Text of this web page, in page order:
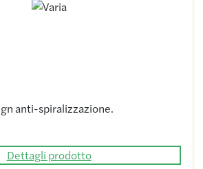
anti-spiralizzazione.
Dettagli prodotto